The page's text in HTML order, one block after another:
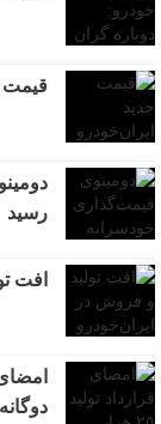
قیمت
رسید
افت